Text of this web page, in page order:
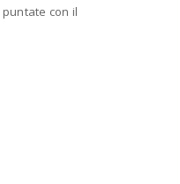
con il